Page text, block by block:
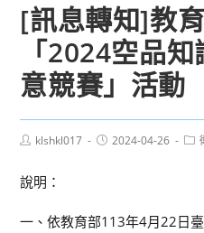
[訊息轉知]教
「2024空品
意競賽」活動
Postklshkl017
Post2024-04-26
說明：
一、依教育部113年4月22日